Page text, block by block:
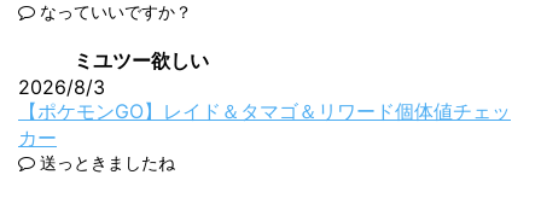
なっていいですか？
ミユツー欲しい
2026/8/3
【ポケモンGO】レイド＆タマゴ＆リワード個体値チェッ
カー
送っときましたね